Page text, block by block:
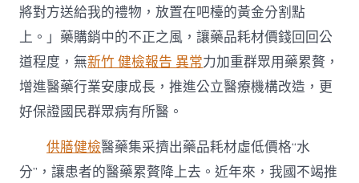
將對方送給我的禮物，放置在吧檯的黃金分割點
上。」藥購銷中的不正之風，讓藥品耗材價錢回回公
道程度，無新竹 健檢報告 異常力加重群眾用藥累贅，
增進醫藥行業安康成長，推進公立醫療機構改造，更
好保證國民群眾病有所醫。
供膳健檢醫藥集采擠出藥品耗材虛低價格“水
分”，讓患者的醫藥累贅降上去。近年來，我國不竭推